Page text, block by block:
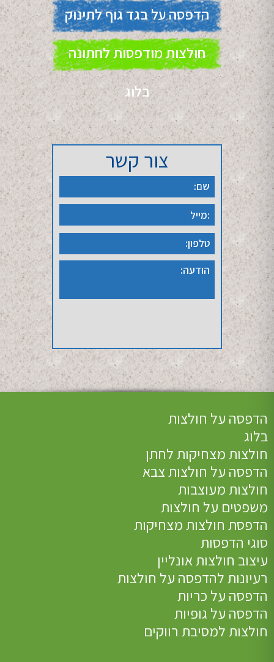
הדפסה על בגד גוף לתינוק
חולצות מודפסות לחתונה
בלוג
צור קשר
הדפסה על חולצות
בלוג
חולצות מצחיקות לחתן
הדפסה על חולצות צבא
חולצות מעוצבות
משפטים על חולצות
הדפסת חולצות מצחיקות
סוגי הדפסות
עיצוב חולצות אונליין
רעיונות להדפסה על חולצות
הדפסה על כריות
הדפסה על גופיות
חולצות למסיבת רווקים